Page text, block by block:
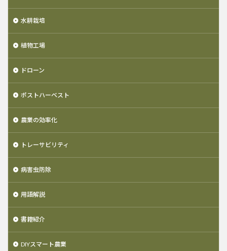
水耕栽培
植物工場
ドローン
ポストハーベスト
農業の効率化
トレーサビリティ
病害虫防除
用語解説
書籍紹介
DIYスマート農業